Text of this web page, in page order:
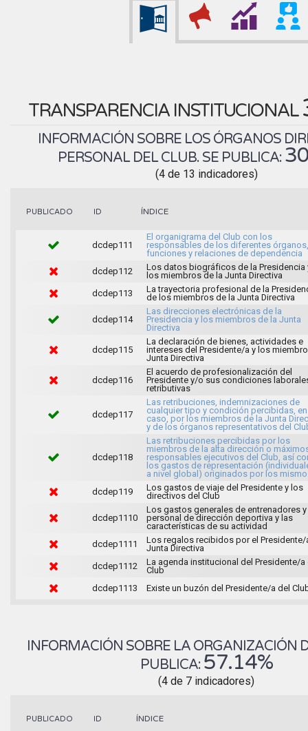
TRANSPARENCIA INSTITUCIONAL
INFORMACIÓN SOBRE LOS ÓRGANOS
PERSONAL DEL CLUB. SE PUBLICA:
(4 de 13 indicadores)
PUBLICADO ID ÍNDICE
dcdep111
El organigrama del Club con los
responsables de los diferentes
funciones y relaciones de dependencia
dcdep112
Los datos biográficos de la Presidencia
los miembros de la Junta Directiva
dcdep113
La trayectoria profesional de la
de los miembros de la Junta Directiva
dcdep114
Las direcciones electrónicas de la
Presidencia y los miembros de la Junta
Directiva
dcdep115
La declaración de bienes, actividades e
intereses del Presidente/a y los
Junta Directiva
dcdep116
El acuerdo de profesionalización del
Presidente y/o sus condiciones
retributivas
dcdep117
Las retribuciones, indemnizaciones de
cualquier tipo y condición percibidas,
caso, por los miembros de la Junta
y de los órganos representativos del
dcdep118
Las retribuciones percibidas por los
miembros de la alta dirección o
responsables ejecutivos del Club, así
los gastos de representación
a nivel global) originados por los
dcdep119
Los gastos de viaje del Presidente y los
directivos del Club
dcdep1110
Los gastos generales de entrenadores y
personal de dirección deportiva y las
características de su actividad
dcdep1111
Los regalos recibidos por el Presidente/
Junta Directiva
dcdep1112
La agenda institucional del Presidente/a
Club
dcdep1113
Existe un buzón del Presidente/a del
INFORMACIÓN SOBRE LA ORGANIZACIÓN
PUBLICA: 57.14%
(4 de 7 indicadores)
PUBLICADO ID ÍNDICE